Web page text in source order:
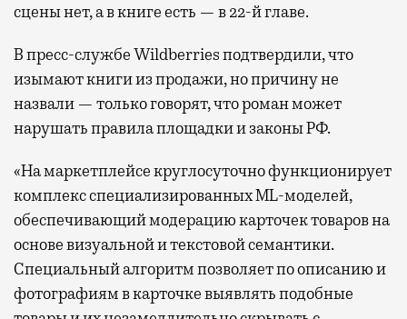
сцены нет, а в книге есть — в 22-й главе.
В пресс-службе Wildberries подтвердили, что
изымают книги из продажи, но причину не
назвали — только говорят, что роман может
нарушать правила площадки и законы РФ.
«На маркетплейсе круглосуточно функционирует
комплекс специализированных ML-моделей,
обеспечивающий модерацию карточек товаров на
основе визуальной и текстовой семантики.
Специальный алгоритм позволяет по описанию и
фотографиям в карточке выявлять подобные